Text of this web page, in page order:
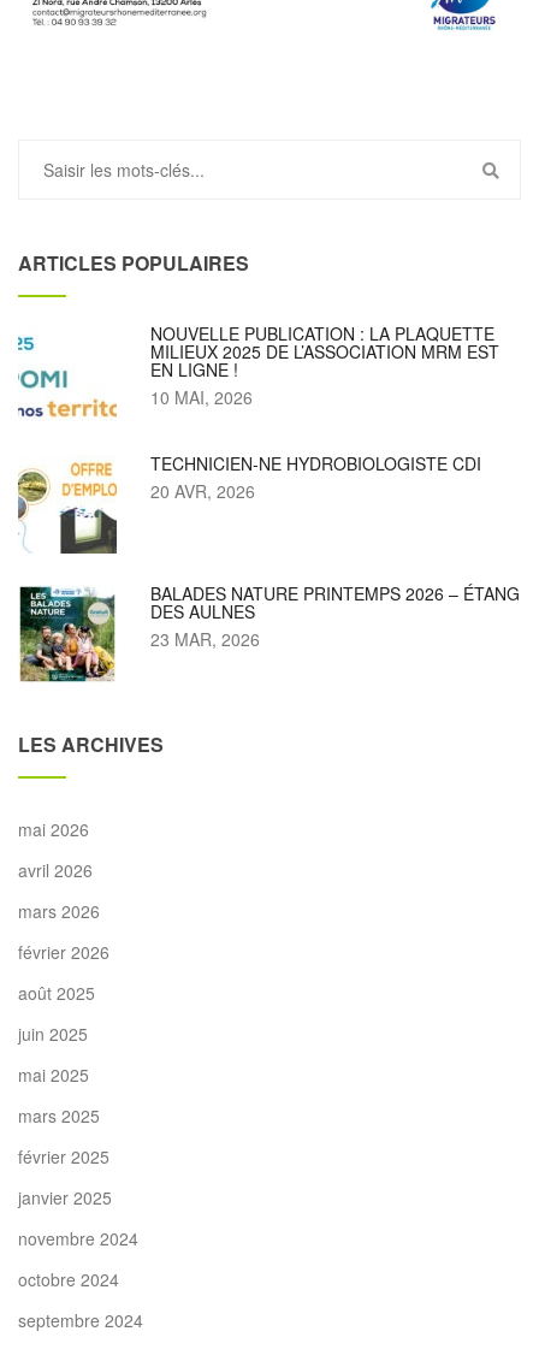
ARTICLES POPULAIRES
NOUVELLE PUBLICATION : LA PLAQUETTE
MILIEUX 2025 DE L’ASSOCIATION MRM EST
EN LIGNE !
10 MAI, 2026
TECHNICIEN-NE HYDROBIOLOGISTE CDI
20 AVR, 2026
BALADES NATURE PRINTEMPS 2026 – ÉTANG
DES AULNES
23 MAR, 2026
LES ARCHIVES
mai 2026
avril 2026
mars 2026
février 2026
août 2025
juin 2025
mai 2025
mars 2025
février 2025
janvier 2025
novembre 2024
octobre 2024
septembre 2024